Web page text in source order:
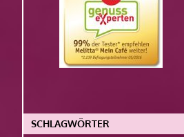
SCHLAGWÖRTER